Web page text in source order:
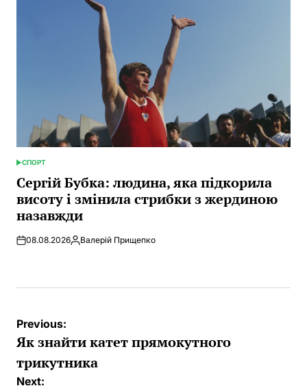
POSTED
IN
СПОРТ
Сергій Бубка: людина, яка підкорила
висоту і змінила стрибки з жердиною
назавжди
08.08.2026Posted
Валерій Прищепко
Post
navigation
Previous:
Як знайти катет прямокутного
трикутника
Next: